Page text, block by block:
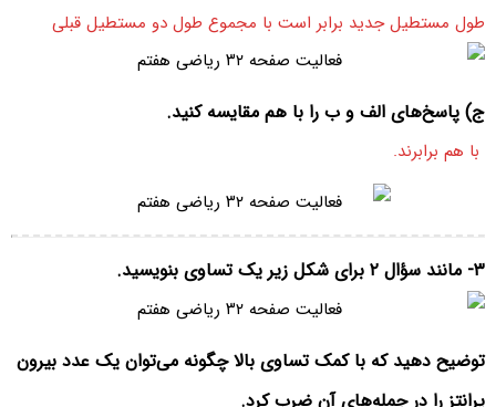
طول مستطیل جدید برابر است با مجموع طول دو مستطیل قبلی
ج) پاسخ‌های الف و ب را با هم مقایسه کنید.
با هم برابرند.
۳- مانند سؤال ۲ برای شکل زیر یک تساوی بنویسید.
توضیح دهید که با کمک تساوی بالا چگونه می‌توان یک عدد بیرون
پرانتز را در جمله‌های آن ضرب کرد.